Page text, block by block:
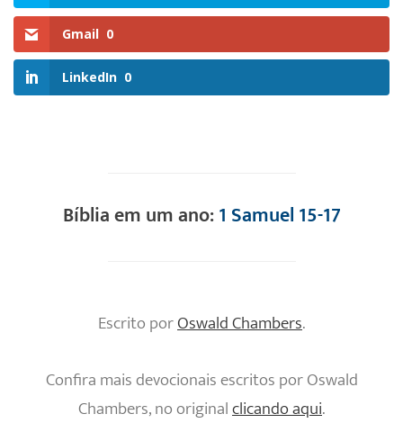
Gmail 0
LinkedIn 0
Bíblia em um ano:1 Samuel 15-17
Escrito porOswald Chambers.
Confira mais devocionais escritos por Oswald
Chambers, no originalclicando aqui.